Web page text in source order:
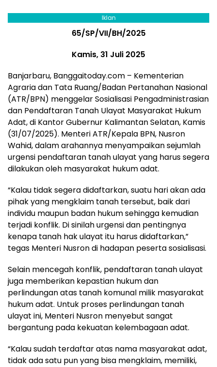
Iklan
65/SP/VII/BH/2025
Kamis, 31 Juli 2025
Banjarbaru, Banggaitoday.com – Kementerian
Agraria dan Tata Ruang/Badan Pertanahan Nasional
(ATR/BPN) menggelar Sosialisasi Pengadministrasian
dan Pendaftaran Tanah Ulayat Masyarakat Hukum
Adat, di Kantor Gubernur Kalimantan Selatan, Kamis
(31/07/2025). Menteri ATR/Kepala BPN, Nusron
Wahid, dalam arahannya menyampaikan sejumlah
urgensi pendaftaran tanah ulayat yang harus segera
dilakukan oleh masyarakat hukum adat.
“Kalau tidak segera didaftarkan, suatu hari akan ada
pihak yang mengklaim tanah tersebut, baik dari
individu maupun badan hukum sehingga kemudian
terjadi konflik. Di sinilah urgensi dan pentingnya
kenapa tanah hak ulayat itu harus didaftarkan,”
tegas Menteri Nusron di hadapan peserta sosialisasi.
Selain mencegah konflik, pendaftaran tanah ulayat
juga memberikan kepastian hukum dan
perlindungan atas tanah komunal milik masyarakat
hukum adat. Untuk proses perlindungan tanah
ulayat ini, Menteri Nusron menyebut sangat
bergantung pada kekuatan kelembagaan adat.
“Kalau sudah terdaftar atas nama masyarakat adat,
tidak ada satu pun yang bisa mengklaim, memiliki,